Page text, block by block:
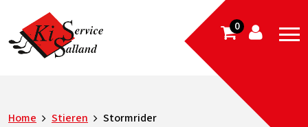
0
Home Stieren Stormrider